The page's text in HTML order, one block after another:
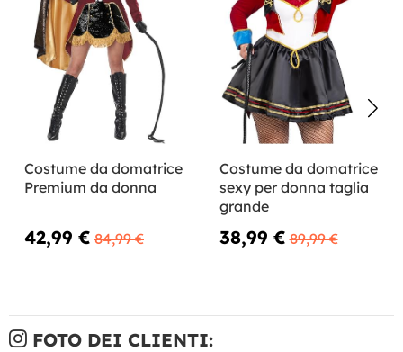
Costume da domatrice
Premium da donna
42,99 € 84,99 €
Costume da domatrice
sexy per donna taglia
grande
38,99 € 89,99 €
FOTO DEI CLIENTI: